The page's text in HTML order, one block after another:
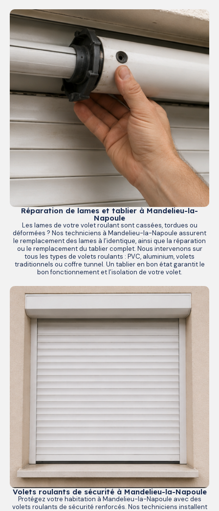
Réparation de lames et tablier à Mandelieu-la-
Napoule
Les lames de votre volet roulant sont cassées, tordues ou
déformées ? Nos techniciens à Mandelieu-la-Napoule assurent
le remplacement des lames à l’identique, ainsi que la réparation
ou le remplacement du tablier complet. Nous intervenons sur
tous les types de volets roulants : PVC, aluminium, volets
traditionnels ou coffre tunnel. Un tablier en bon état garantit le
bon fonctionnement et l’isolation de votre volet.
Volets roulants de sécurité à Mandelieu-la-Napoule
Protégez votre habitation à Mandelieu-la-Napoule avec des
volets roulants de sécurité renforcés. Nos techniciens installent